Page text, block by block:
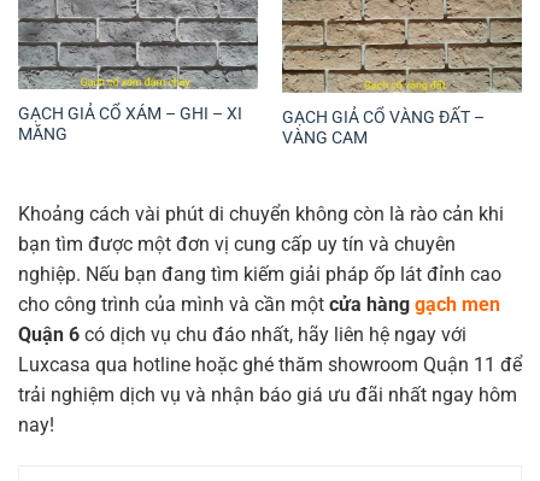
GẠCH GIẢ CỔ XÁM – GHI – XI
MĂNG
GẠCH GIẢ CỔ VÀNG ĐẤT –
VÀNG CAM
Khoảng cách vài phút di chuyển không còn là rào cản khi
bạn tìm được một đơn vị cung cấp uy tín và chuyên
nghiệp. Nếu bạn đang tìm kiếm giải pháp ốp lát đỉnh cao
cho công trình của mình và cần một cửa hàng gạch men
Quận 6 có dịch vụ chu đáo nhất, hãy liên hệ ngay với
Luxcasa qua hotline hoặc ghé thăm showroom Quận 11 để
trải nghiệm dịch vụ và nhận báo giá ưu đãi nhất ngay hôm
nay!